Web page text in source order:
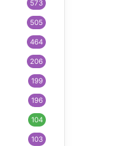
573
505
464
206
199
196
104
103